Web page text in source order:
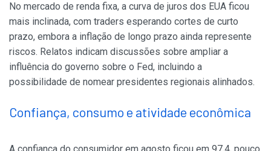
No mercado de renda fixa, a curva de juros dos EUA ficou
mais inclinada, com traders esperando cortes de curto
prazo, embora a inflação de longo prazo ainda represente
riscos. Relatos indicam discussões sobre ampliar a
influência do governo sobre o Fed, incluindo a
possibilidade de nomear presidentes regionais alinhados.
Confiança, consumo e atividade econômica